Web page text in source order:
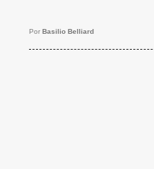
Por Basilio Belliard